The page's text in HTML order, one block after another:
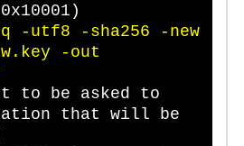
-utf8 -sha256 -new
-out
to be asked to
that will be